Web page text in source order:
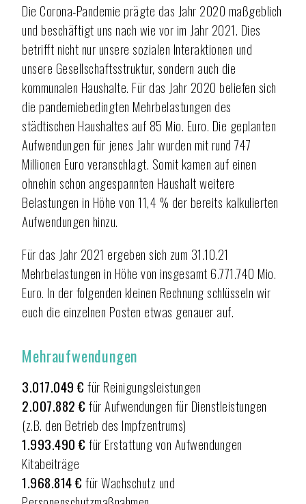
Die Corona-Pandemie prägte das Jahr 2020 maßgeblich
und beschäftigt uns nach wie vor im Jahr 2021. Dies
betrifft nicht nur unsere sozialen Interaktionen und
unsere Gesellschaftsstruktur, sondern auch die
kommunalen Haushalte. Für das Jahr 2020 beliefen sich
die pandemiebedingten Mehrbelastungen des
städtischen Haushaltes auf 85 Mio. Euro. Die geplanten
Aufwendungen für jenes Jahr wurden mit rund 747
Millionen Euro veranschlagt. Somit kamen auf einen
ohnehin schon angespannten Haushalt weitere
Belastungen in Höhe von 11,4 % der bereits kalkulierten
Aufwendungen hinzu.
Für das Jahr 2021 ergeben sich zum 31.10.21
Mehrbelastungen in Höhe von insgesamt 6.771.740 Mio.
Euro. In der folgenden kleinen Rechnung schlüsseln wir
euch die einzelnen Posten etwas genauer auf.
Mehraufwendungen
3.017.049 € für Reinigungsleistungen
2.007.882 € für Aufwendungen für Dienstleistungen
(z.B. den Betrieb des Impfzentrums)
1.993.490 €für Erstattung von Aufwendungen
Kitabeiträge
1.968.814 €für Wachschutz und